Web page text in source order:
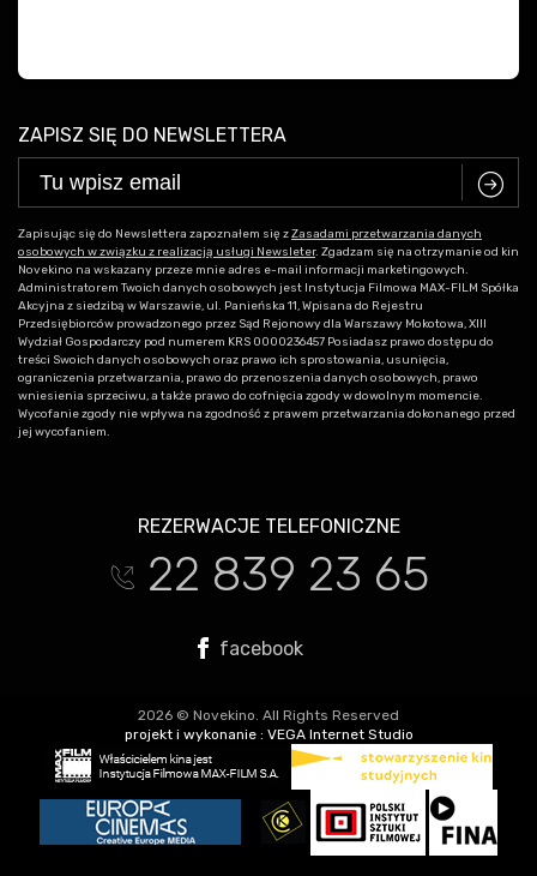
ZAPISZ SIĘ DO NEWSLETTERA
C
Zapisując się do Newslettera zapoznałem się zZasadami przetwarzania danych
osobowych w związku z realizacją usługi Newsleter. Zgadzam się na otrzymanie od kin
Novekino na wskazany przeze mnie adres e-mail informacji marketingowych.
Administratorem Twoich danych osobowych jest Instytucja Filmowa MAX-FILM Spółka
Akcyjna z siedzibą w Warszawie, ul. Panieńska 11, Wpisana do Rejestru
Przedsiębiorców prowadzonego przez Sąd Rejonowy dla Warszawy Mokotowa, XIII
Wydział Gospodarczy pod numerem KRS 0000236457 Posiadasz prawo dostępu do
treści Swoich danych osobowych oraz prawo ich sprostowania, usunięcia,
ograniczenia przetwarzania, prawo do przenoszenia danych osobowych, prawo
wniesienia sprzeciwu, a także prawo do cofnięcia zgody w dowolnym momencie.
Wycofanie zgody nie wpływa na zgodność z prawem przetwarzania dokonanego przed
jej wycofaniem.
REZERWACJE TELEFONICZNE
t 22 839 23 65
facebook
2026 © Novekino. All Rights Reserved
projekt i wykonanie : VEGA Internet Studio